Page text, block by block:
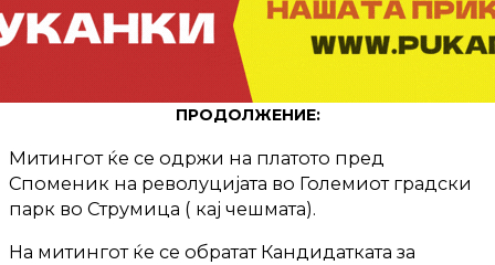
ПРОДОЛЖЕНИЕ:
Митингот ќе се одржи на платото пред
Споменик на револуцијата во Големиот градски
парк во Струмица ( кај чешмата).
На митингот ќе се обратат Кандидатката за